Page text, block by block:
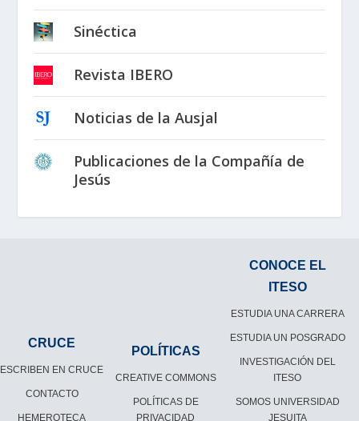
Sinéctica
Revista IBERO
Noticias de la Ausjal
Publicaciones de la Compañía de
Jesús
CRUCE
ESCRIBEN EN CRUCE
CONTACTO
HEMEROTECA
POLÍTICAS
CREATIVE COMMONS
POLÍTICAS DE
PRIVACIDAD
CONOCE EL
ITESO
ESTUDIA UNA CARRERA
ESTUDIA UN POSGRADO
INVESTIGACIÓN DEL
ITESO
SOMOS UNIVERSIDAD
JESUITA